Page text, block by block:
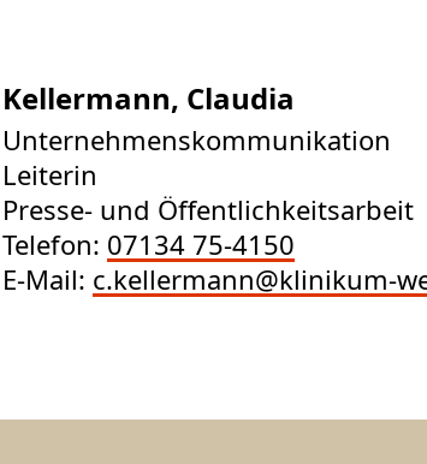
Kellermann, Claudia
Unternehmenskommunikation
Leiterin
Presse- und Öffentlichkeitsarbeit
Telefon: 07134 75-4150
E-Mail: c.kellermann@klinikum-